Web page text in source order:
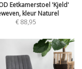
Eetkamerstoel 'Kjeld'
kleur Naturel
€ 88,95